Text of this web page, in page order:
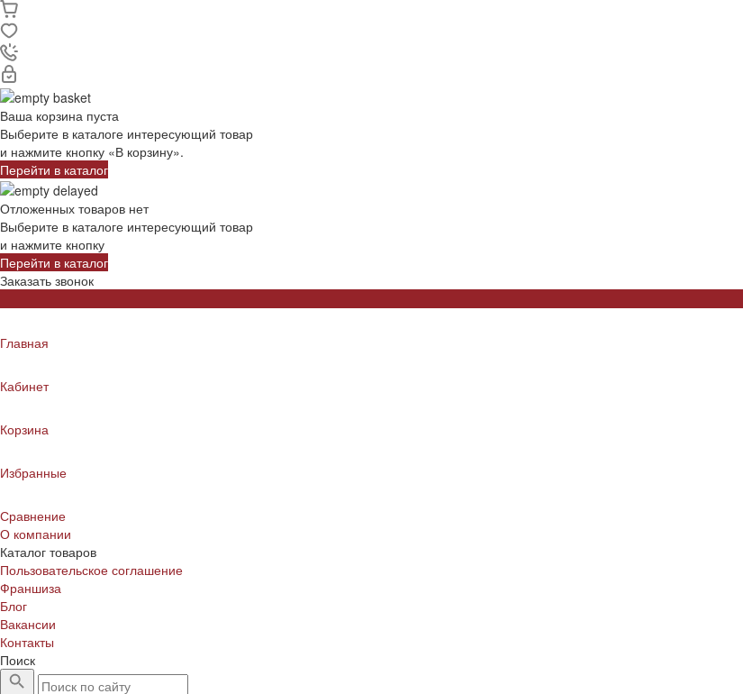
Ваша корзина пуста
Выберите в каталоге интересующий товар
и нажмите кнопку «В корзину».
Перейти в каталог
Отложенных товаров нет
Выберите в каталоге интересующий товар
и нажмите кнопку
Перейти в каталог
Заказать звонок
Главная
Кабинет
Корзина
Избранные
Сравнение
О компании
Каталог товаров
Пользовательское соглашение
Франшиза
Блог
Вакансии
Контакты
Поиск